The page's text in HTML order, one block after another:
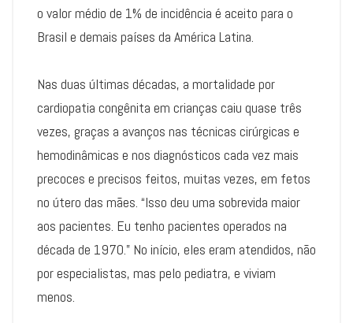
o valor médio de 1% de incidência é aceito para o
Brasil e demais países da América Latina.
Nas duas últimas décadas, a mortalidade por
cardiopatia congênita em crianças caiu quase três
vezes, graças a avanços nas técnicas cirúrgicas e
hemodinâmicas e nos diagnósticos cada vez mais
precoces e precisos feitos, muitas vezes, em fetos
no útero das mães. “Isso deu uma sobrevida maior
aos pacientes. Eu tenho pacientes operados na
década de 1970.” No início, eles eram atendidos, não
por especialistas, mas pelo pediatra, e viviam
menos.